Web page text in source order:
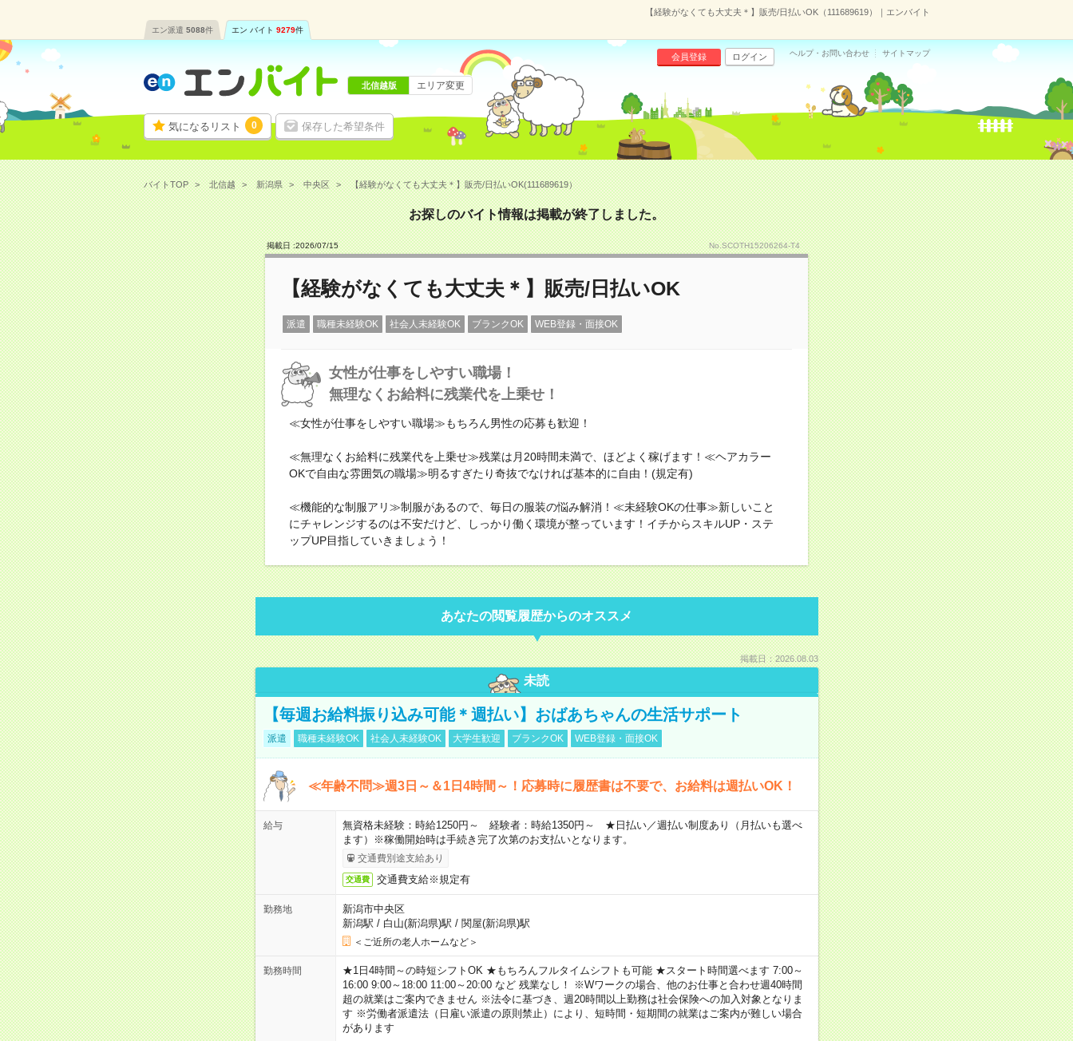
【経験がなくても大丈夫＊】販売/日払いOK（111689619）｜エンバイト
エン派遣 5088件 エン バイト 9279件
気になるリスト 0 保存した希望条件
会員登録 ログイン ヘルプ・お問い合わせ サイトマップ
北信越版 エリア変更
バイトTOP 北信越 新潟県 中央区 【経験がなくても大丈夫＊】販売/日払いOK(111689619）
お探しのバイト情報は掲載が終了しました。
掲載日 :2026/07/15 No.SCOTH15206264-T4
【経験がなくても大丈夫＊】販売/日払いOK
派遣 職種未経験OK 社会人未経験OK ブランクOK WEB登録・面接OK
女性が仕事をしやすい職場！
無理なくお給料に残業代を上乗せ！
≪女性が仕事をしやすい職場≫もちろん男性の応募も歓迎！
≪無理なくお給料に残業代を上乗せ≫残業は月20時間未満で、ほどよく稼げます！≪ヘアカラー
OKで自由な雰囲気の職場≫明るすぎたり奇抜でなければ基本的に自由！(規定有)
≪機能的な制服アリ≫制服があるので、毎日の服装の悩み解消！≪未経験OKの仕事≫新しいこと
にチャレンジするのは不安だけど、しっかり働く環境が整っています！イチからスキルUP・ステ
ップUP目指していきましょう！
あなたの閲覧履歴からのオススメ
掲載日：2026.08.03
未読
【毎週お給料振り込み可能＊週払い】おばあちゃんの生活サポート
派遣 職種未経験OK 社会人未経験OK 大学生歓迎 ブランクOK WEB登録・面接OK
≪年齢不問≫週3日～＆1日4時間～！応募時に履歴書は不要で、お給料は週払いOK！
給与
無資格未経験：時給1250円～ 経験者：時給1350円～ ★日払い／週払い制度あり（月払いも選べ
ます）※稼働開始時は手続き完了次第のお支払いとなります。
交通費別途支給あり
交通費 交通費支給※規定有
勤務地
新潟市中央区
新潟駅 / 白山(新潟県)駅 / 関屋(新潟県)駅
＜ご近所の老人ホームなど＞
勤務時間
★1日4時間～の時短シフトOK ★もちろんフルタイムシフトも可能 ★スタート時間選べます 7:00～
16:00 9:00～18:00 11:00～20:00 など 残業なし！ ※Wワークの場合、他のお仕事と合わせ週40時間
超の就業はご案内できません ※法令に基づき、週20時間以上勤務は社会保険への加入対象となりま
す ※労働者派遣法（日雇い派遣の原則禁止）により、短時間・短期間の就業はご案内が難しい場合
があります